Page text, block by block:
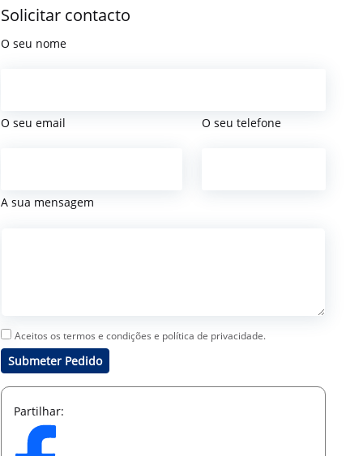
Solicitar contacto
O seu nome
O seu email O seu telefone
A sua mensagem
Aceitos os termos e condições e política de privacidade.
Submeter Pedido
Partilhar: